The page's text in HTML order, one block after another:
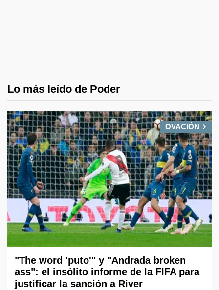
Lo más leído de Poder
OVACIÓN
"The word 'puto'" y "Andrada broken
ass": el insólito informe de la FIFA para
justificar la sanción a River